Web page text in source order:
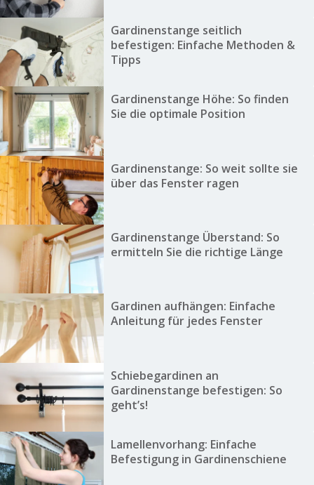
Gardinenstange seitlich
befestigen: Einfache Methoden &
Tipps
Gardinenstange Höhe: So finden
Sie die optimale Position
Gardinenstange: So weit sollte sie
über das Fenster ragen
Gardinenstange Überstand: So
ermitteln Sie die richtige Länge
Gardinen aufhängen: Einfache
Anleitung für jedes Fenster
Schiebegardinen an
Gardinenstange befestigen: So
geht’s!
Lamellenvorhang: Einfache
Befestigung in Gardinenschiene